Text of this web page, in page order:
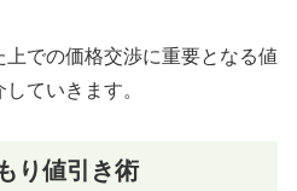
での価格交渉に重要となる値
ていきます。
り値引き術